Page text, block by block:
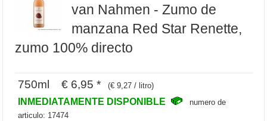
van Nahmen - Zumo de
manzana Red Star Renette,
zumo 100% directo
750ml € 6,95 * (€ 9,27 / litro)
INMEDIATAMENTE DISPONIBLE
numero de
articulo: 17474